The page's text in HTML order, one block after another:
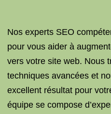
Nos experts SEO
pour vous aider à
vers votre site web. Nous
techniques avancées et
excellent résultat pour
équipe se compose